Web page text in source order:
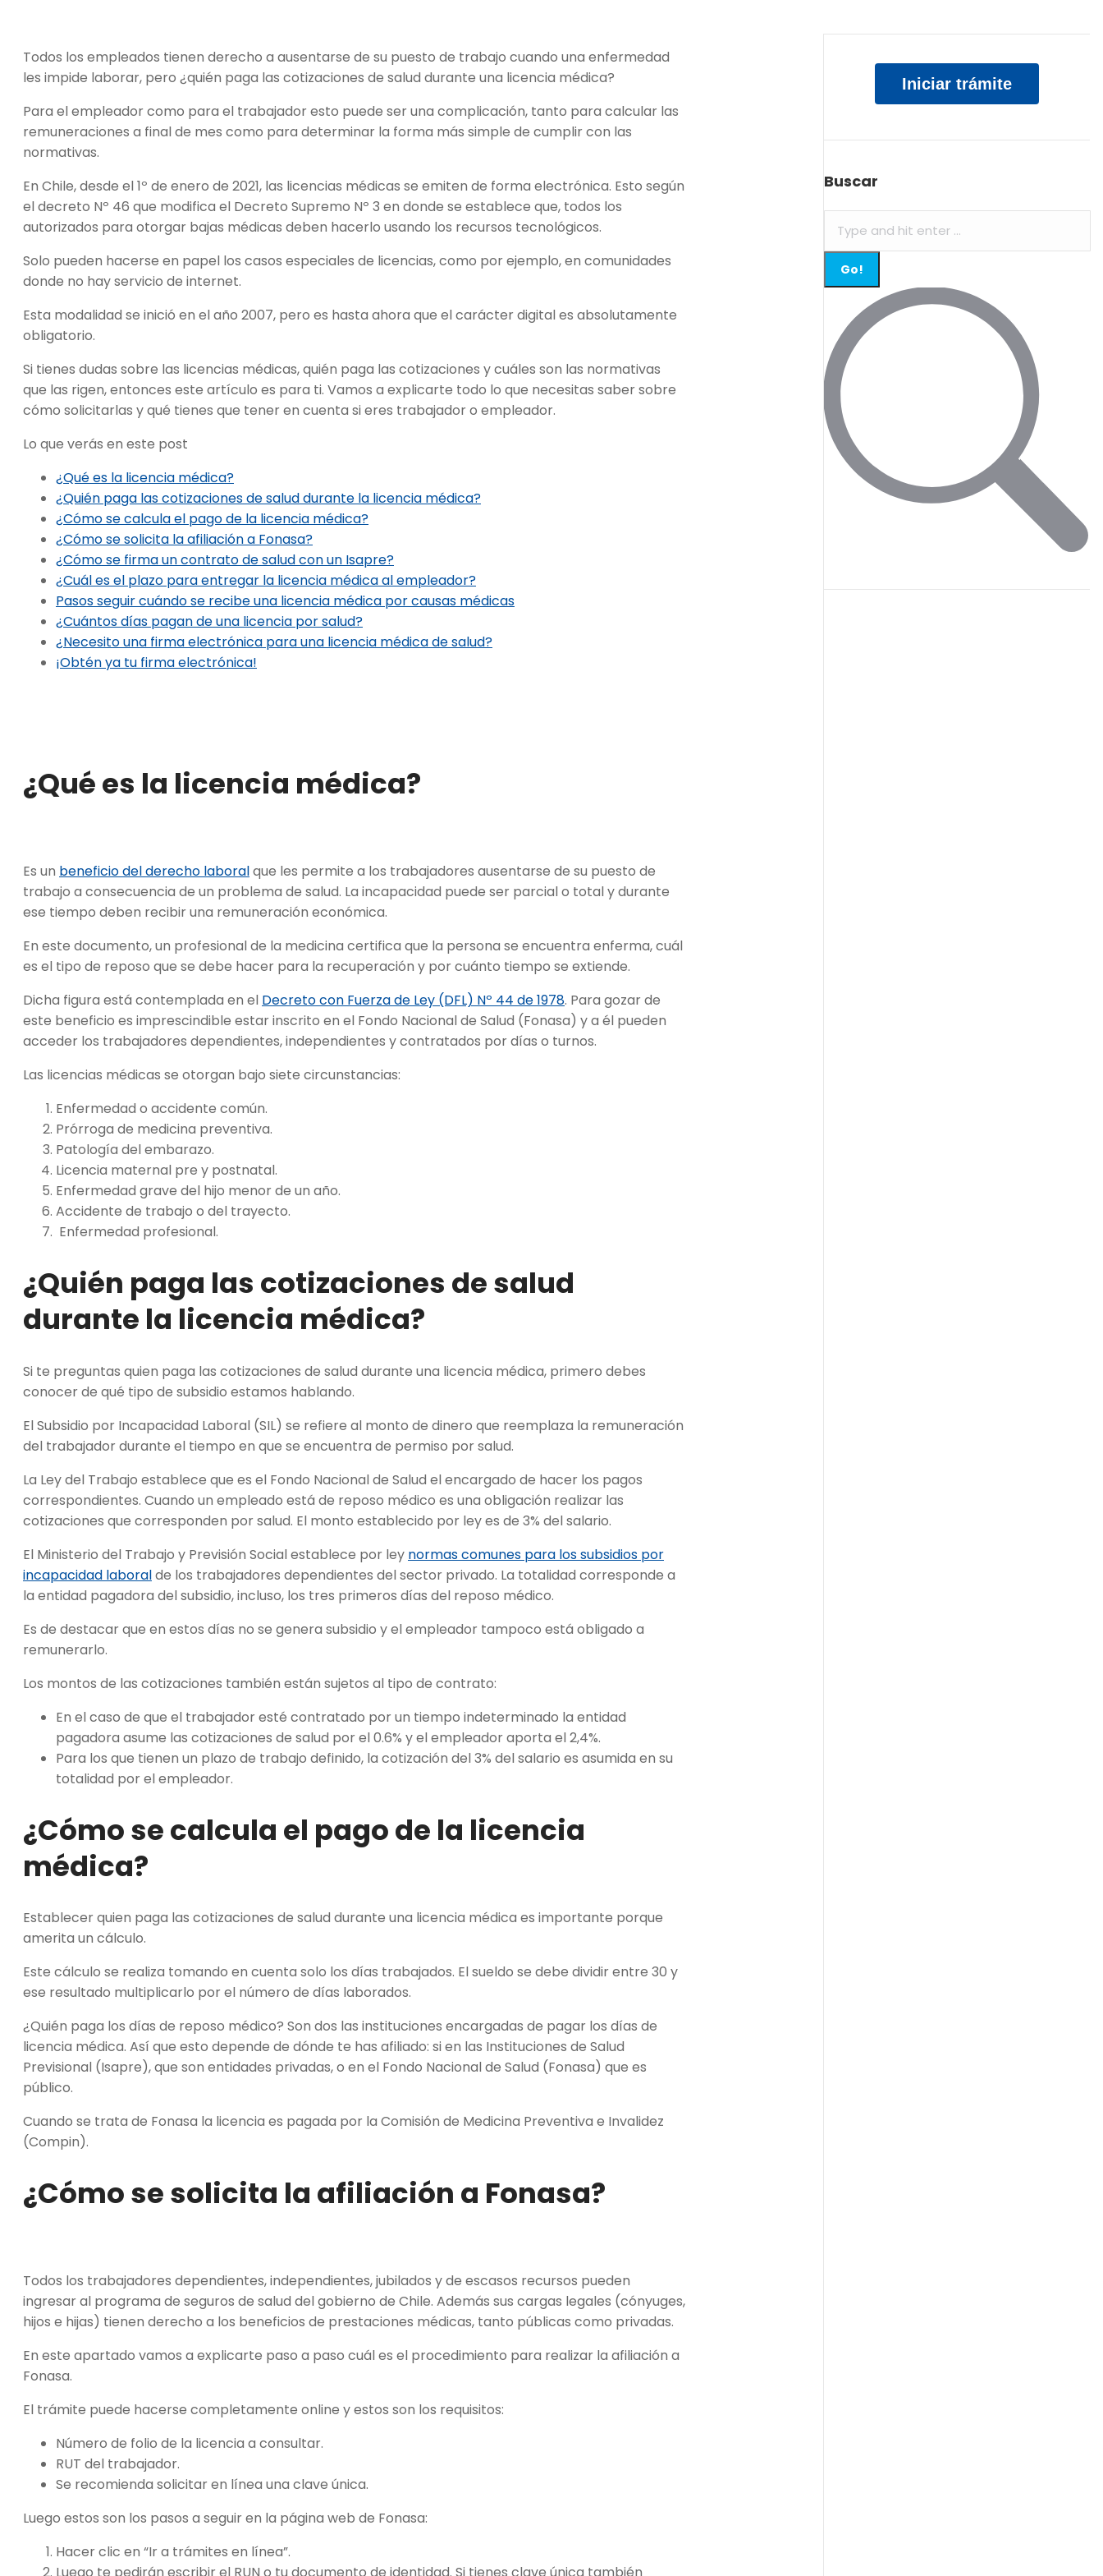
Todos los empleados tienen derecho a ausentarse de su puesto de trabajo cuando una enfermedad
les impide laborar, pero ¿quién paga las cotizaciones de salud durante una licencia médica?
Para el empleador como para el trabajador esto puede ser una complicación, tanto para calcular las
remuneraciones a final de mes como para determinar la forma más simple de cumplir con las
normativas.
En Chile, desde el 1º de enero de 2021, las licencias médicas se emiten de forma electrónica. Esto según
el decreto Nº 46 que modifica el Decreto Supremo Nº 3 en donde se establece que, todos los
autorizados para otorgar bajas médicas deben hacerlo usando los recursos tecnológicos.
Solo pueden hacerse en papel los casos especiales de licencias, como por ejemplo, en comunidades
donde no hay servicio de internet.
Esta modalidad se inició en el año 2007, pero es hasta ahora que el carácter digital es absolutamente
obligatorio.
Si tienes dudas sobre las licencias médicas, quién paga las cotizaciones y cuáles son las normativas
que las rigen, entonces este artículo es para ti. Vamos a explicarte todo lo que necesitas saber sobre
cómo solicitarlas y qué tienes que tener en cuenta si eres trabajador o empleador.
Lo que verás en este post
¿Qué es la licencia médica?
¿Quién paga las cotizaciones de salud durante la licencia médica?
¿Cómo se calcula el pago de la licencia médica?
¿Cómo se solicita la afiliación a Fonasa?
¿Cómo se firma un contrato de salud con un Isapre?
¿Cuál es el plazo para entregar la licencia médica al empleador?
Pasos seguir cuándo se recibe una licencia médica por causas médicas
¿Cuántos días pagan de una licencia por salud?
¿Necesito una firma electrónica para una licencia médica de salud?
¡Obtén ya tu firma electrónica!
¿Qué es la licencia médica?
Es un beneficio del derecho laboralque les permite a los trabajadores ausentarse de su puesto de
trabajo a consecuencia de un problema de salud. La incapacidad puede ser parcial o total y durante
ese tiempo deben recibir una remuneración económica.
En este documento, un profesional de la medicina certifica que la persona se encuentra enferma, cuál
es el tipo de reposo que se debe hacer para la recuperación y por cuánto tiempo se extiende.
Dicha figura está contemplada en el Decreto con Fuerza de Ley (DFL) Nº 44 de 1978. Para gozar de
este beneficio es imprescindible estar inscrito en el Fondo Nacional de Salud (Fonasa) y a él pueden
acceder los trabajadores dependientes, independientes y contratados por días o turnos.
Las licencias médicas se otorgan bajo siete circunstancias:
Enfermedad o accidente común.
Prórroga de medicina preventiva.
Patología del embarazo.
Licencia maternal pre y postnatal.
Enfermedad grave del hijo menor de un año.
Accidente de trabajo o del trayecto.
Enfermedad profesional.
¿Quién paga las cotizaciones de salud
durante la licencia médica?
Si te preguntas quien paga las cotizaciones de salud durante una licencia médica, primero debes
conocer de qué tipo de subsidio estamos hablando.
El Subsidio por Incapacidad Laboral (SIL) se refiere al monto de dinero que reemplaza la remuneración
del trabajador durante el tiempo en que se encuentra de permiso por salud.
La Ley del Trabajo establece que es el Fondo Nacional de Salud el encargado de hacer los pagos
correspondientes. Cuando un empleado está de reposo médico es una obligación realizar las
cotizaciones que corresponden por salud. El monto establecido por ley es de 3% del salario.
El Ministerio del Trabajo y Previsión Social establece por ley normas comunes para los subsidios por
incapacidad laboralde los trabajadores dependientes del sector privado. La totalidad corresponde a
la entidad pagadora del subsidio, incluso, los tres primeros días del reposo médico.
Es de destacar que en estos días no se genera subsidio y el empleador tampoco está obligado a
remunerarlo.
Los montos de las cotizaciones también están sujetos al tipo de contrato:
En el caso de que el trabajador esté contratado por un tiempo indeterminado la entidad
pagadora asume las cotizaciones de salud por el 0.6% y el empleador aporta el 2,4%.
Para los que tienen un plazo de trabajo definido, la cotización del 3% del salario es asumida en su
totalidad por el empleador.
¿Cómo se calcula el pago de la licencia
médica?
Establecer quien paga las cotizaciones de salud durante una licencia médica es importante porque
amerita un cálculo.
Este cálculo se realiza tomando en cuenta solo los días trabajados. El sueldo se debe dividir entre 30 y
ese resultado multiplicarlo por el número de días laborados.
¿Quién paga los días de reposo médico? Son dos las instituciones encargadas de pagar los días de
licencia médica. Así que esto depende de dónde te has afiliado: si en las Instituciones de Salud
Previsional (Isapre), que son entidades privadas, o en el Fondo Nacional de Salud (Fonasa) que es
público.
Cuando se trata de Fonasa la licencia es pagada por la Comisión de Medicina Preventiva e Invalidez
(Compin).
¿Cómo se solicita la afiliación a Fonasa?
Todos los trabajadores dependientes, independientes, jubilados y de escasos recursos pueden
ingresar al programa de seguros de salud del gobierno de Chile. Además sus cargas legales (cónyuges,
hijos e hijas) tienen derecho a los beneficios de prestaciones médicas, tanto públicas como privadas.
En este apartado vamos a explicarte paso a paso cuál es el procedimiento para realizar la afiliación a
Fonasa.
El trámite puede hacerse completamente online y estos son los requisitos:
Número de folio de la licencia a consultar.
RUT del trabajador.
Se recomienda solicitar en línea una clave única.
Luego estos son los pasos a seguir en la página web de Fonasa:
Hacer clic en “Ir a trámites en línea”.
Iniciar trámite
Buscar